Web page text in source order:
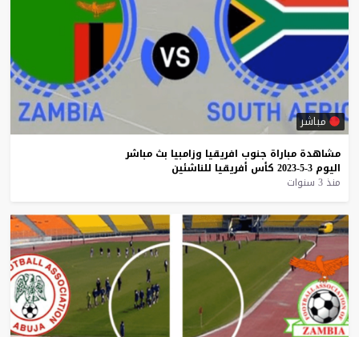
مباشر
مشاهدة مباراة جنوب افريقيا وزامبيا بث مباشر
اليوم 3-5-2023 كأس أفريقيا للناشئين
منذ 3 سنوات